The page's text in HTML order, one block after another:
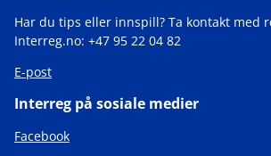
Har du tips eller innspill? Ta kontakt med
Interreg.no: +47 95 22 04 82
E-post
Interreg på sosiale medier
Facebook